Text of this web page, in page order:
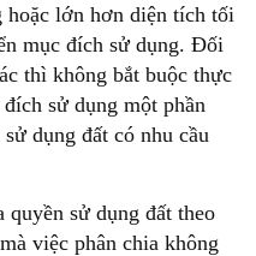
hoặc lớn hơn diện tích tối
mục đích sử dụng. Đối
thì không bắt buộc thực
sử dụng một phần
dụng đất có nhu cầu
sử dụng đất theo
việc phân chia không